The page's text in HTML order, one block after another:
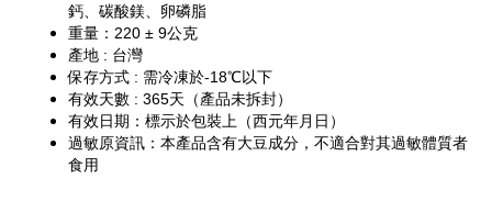
鈣、碳酸鎂、卵磷脂
重量：220 ± 9公克
產地 : 台灣
保存方式 : 需冷凍於-18℃以下
有效天數 : 365天（產品未拆封）
有效日期：標示於包裝上（西元年月日）
過敏原資訊：本產品含有大豆成分，不適合對其過敏體質者
食用